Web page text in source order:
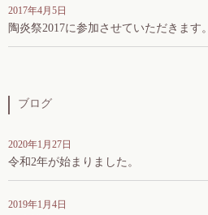
2017年4月5日
陶炎祭2017に参加させていただきます。
ブログ
2020年1月27日
令和2年が始まりました。
2019年1月4日